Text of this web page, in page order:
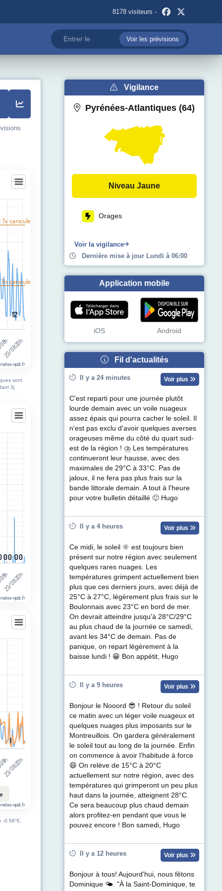
8178 visiteurs -
Voir les prévisions
(°C). Data ranges from 12 to 38.
12
12
23/08 20h
meteo-npdc.fr
Tx. canicule
Tn. canicule
sont
3j
de précipitations (mm). Data ranges from 0 to 8.
0
00
0 0
00
0
23/08 20h
meteo-npdc.fr
(km/h). Data ranges from 0 to 71.
11
23/08 20h
meteo-npdc.fr
0.56°E,
Vigilance
Pyrénées-Atlantiques (64)
Niveau Jaune
Orages
Voir la vigilance
Dernière mise à jour Lundi à 06:00
Application mobile
iOS Android
Fil d'actualités
Il y a 24 minutes Voir plus
C'est reparti pour une journée plutôt
lourde demain avec un voile nuageux
assez épais qui pourra cacher le soleil. Il
n'est pas exclu d'avoir quelques averses
orageuses même du côté du quart sud-
est de la région ! ⛈ Les températures
continueront leur hausse, avec des
maximales de 29°C à 33°C. Pas de
jaloux, il ne fera pas plus frais sur la
bande littorale demain. A tout à l'heure
pour votre bulletin détaillé 🙂 Hugo
Il y a 4 heures Voir plus
Ce midi, le soleil 🌞 est toujours bien
présent sur notre région avec seulement
quelques rares nuages. Les
températures grimpent actuellement bien
plus que ces derniers jours, avec déjà de
25°C à 27°C, légèrement plus frais sur le
Boulonnais avec 23°C en bord de mer.
On devrait atteindre jusqu'à 28°C/29°C
au plus chaud de la journée ce samedi,
avant les 34°C de demain. Pas de
panique, on repart légèrement à la
baisse lundi ! 😁 Bon appétit, Hugo
Il y a 9 heures Voir plus
Bonjour le Nooord 😎 ! Retour du soleil
ce matin avec un léger voile nuageux et
quelques nuages plus imposants sur le
Montreuillois. On gardera généralement
le soleil tout au long de la journée. Enfin
on commence à avoir l’habitude à force
😄 On relève de 15°C à 20°C
actuellement sur notre région, avec des
températures qui grimperont un peu plus
haut dans la journée, atteignent 28°C.
Ce sera beaucoup plus chaud demain
alors profitez-en pendant que vous le
pouvez encore ! Bon samedi, Hugo
Il y a 12 heures Voir plus
Bonjour à tous! Aujourd'hui, nous fêtons
Dominique 🌤. "À la Saint-Dominique, te